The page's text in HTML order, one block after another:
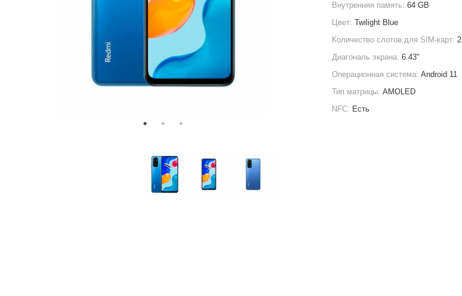
Внутренняя память:64 GB
Цвет:Twilight Blue
Количество слотов для SIM-карт:2
Диагональ экрана:6.43"
Операционная система:Android 11
Тип матрицы:AMOLED
NFC: Есть